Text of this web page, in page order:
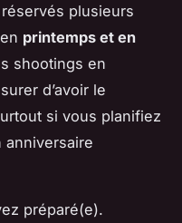
plusieurs
printemps et en
shootings en
d’avoir le
si vous planifiez
anniversaire
préparé(e).